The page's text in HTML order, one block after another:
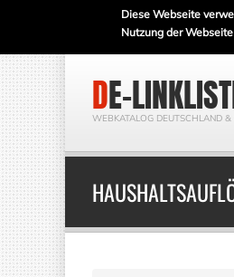
Diese Webseite
Nutzung der
DE-
WEBKATALOG DEUTSCHLAND &